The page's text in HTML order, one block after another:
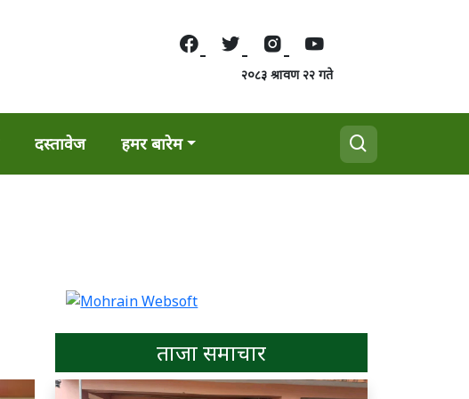
२०८३ श्रावण २२ गते
दस्तावेज हमर बारेम
ताजा समाचार